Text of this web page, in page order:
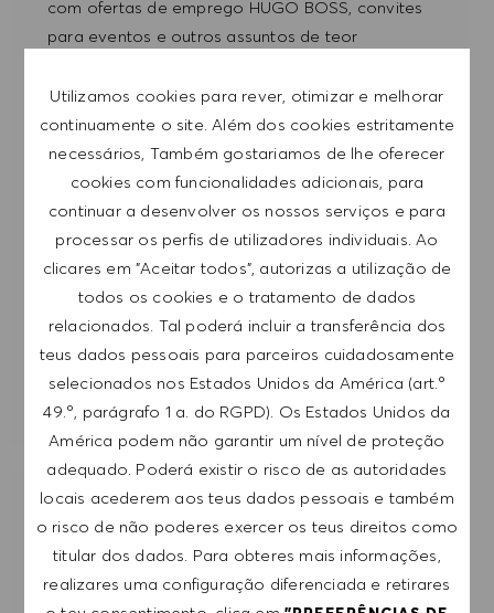
Utilizamos cookies para rever, otimizar e melhorar
continuamente o site. Além dos cookies estritamente
necessários, Também gostariamos de lhe oferecer
cookies com funcionalidades adicionais, para
continuar a desenvolver os nossos serviços e para
processar os perfis de utilizadores individuais. Ao
clicares em "Aceitar todos", autorizas a utilização de
todos os cookies e o tratamento de dados
relacionados. Tal poderá incluir a transferência dos
teus dados pessoais para parceiros cuidadosamente
selecionados nos Estados Unidos da América (art.º
49.º, parágrafo 1 a. do RGPD). Os Estados Unidos da
América podem não garantir um nível de proteção
adequado. Poderá existir o risco de as autoridades
locais acederem aos teus dados pessoais e também
o risco de não poderes exercer os teus direitos como
titular dos dados. Para obteres mais informações,
realizares uma configuração diferenciada e retirares
com ofertas de emprego HUGO BOSS, convites
para eventos e outros assuntos de teor
subscrição a qualquer momento, por exemplo,
clicando na ligação apresentada em cada e-
mail. Aceito que os meus dados pessoais sejam
submetidos a tratamento de acordo com
aPOLÍTICA DE PRIVACIDADE.
Introduzir endereço de e-mail (obrigatório)
GERIR ALERTAS
RECEBE RECOMENDAÇÕES DE EMPREGO
PERSONALIZADAS COM BASE NOS TEUS
INTERESSES.